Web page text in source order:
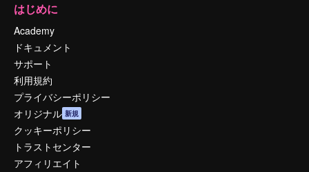
はじめに
Academy
ドキュメント
サポート
利用規約
プライバシーポリシー
オリジナル 新規
クッキーポリシー
トラストセンター
アフィリエイト